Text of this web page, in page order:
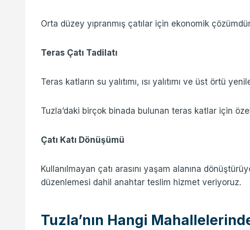
Orta düzey yıpranmış çatılar için ekonomik
Teras Çatı Tadilatı
Teras katların su yalıtımı, ısı yalıtımı ve üst örtü
Tuzla’daki birçok binada bulunan teras katlar için
Çatı Katı Dönüşümü
Kullanılmayan çatı arasını yaşam alanına
düzenlemesi dahil anahtar teslim hizmet veriyoruz.
Tuzla’nın Hangi